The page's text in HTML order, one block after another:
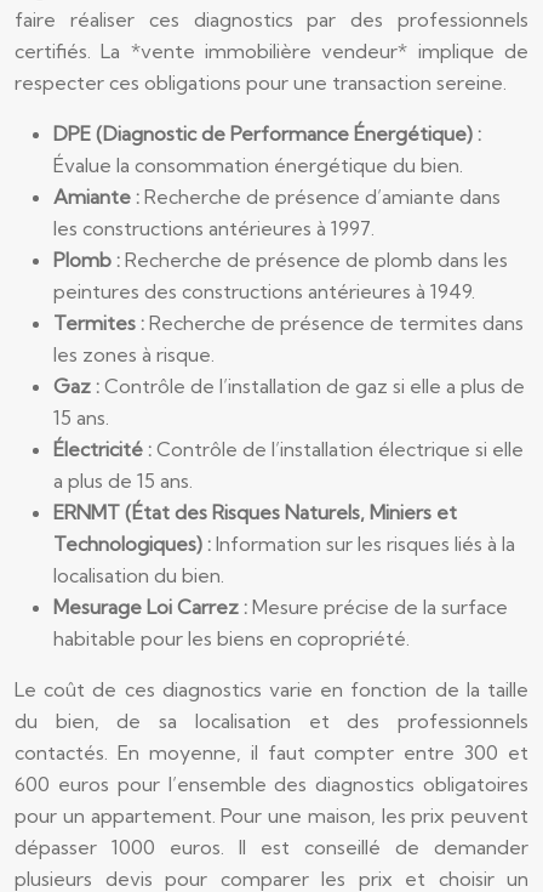
faire réaliser ces diagnostics par des professionnels
certifiés. La *vente immobilière vendeur* implique de
respecter ces obligations pour une transaction sereine.
DPE (Diagnostic de Performance Énergétique) :
Évalue la consommation énergétique du bien.
Amiante : Recherche de présence d’amiante dans
les constructions antérieures à 1997.
Plomb : Recherche de présence de plomb dans les
peintures des constructions antérieures à 1949.
Termites : Recherche de présence de termites dans
les zones à risque.
Gaz : Contrôle de l’installation de gaz si elle a plus de
15 ans.
Électricité : Contrôle de l’installation électrique si elle
a plus de 15 ans.
ERNMT (État des Risques Naturels, Miniers et
Technologiques) : Information sur les risques liés à la
localisation du bien.
Mesurage Loi Carrez : Mesure précise de la surface
habitable pour les biens en copropriété.
Le coût de ces diagnostics varie en fonction de la taille
du bien, de sa localisation et des professionnels
contactés. En moyenne, il faut compter entre 300 et
600 euros pour l’ensemble des diagnostics obligatoires
pour un appartement. Pour une maison, les prix peuvent
dépasser 1000 euros. Il est conseillé de demander
plusieurs devis pour comparer les prix et choisir un